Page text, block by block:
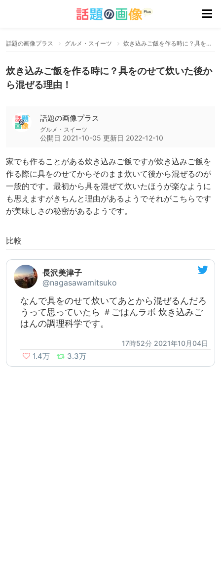
話題の画像プラス グルメ・スイーツ 炊き込みご飯を作る時に？具をのせて炊いた後から混ぜる理由！
炊き込みご飯を作る時に？具をのせて炊いた後か
ら混ぜる理由！
話題の画像プラス
グルメ・スイーツ
公開日 2021-10-05 更新日 2022-12-10
家でも作ることがある炊き込みご飯ですが炊き込みご飯を
作る際に具をのせてからそのまま炊いて後から混ぜるのが
一般的です。最初から具を混ぜて炊いたほうが楽なように
も思えますがきちんと理由があるようでそれがこちらです
が美味しさの秘密があるようです。
比較
長沢美津子
@nagasawamitsuko
なんで具をのせて炊いてあとから混ぜるんだろ
うって思っていたら ＃ごはんラボ 炊き込みご
はんの調理科学です。
17時52分 2021年10月04日
1.4万 3.3万